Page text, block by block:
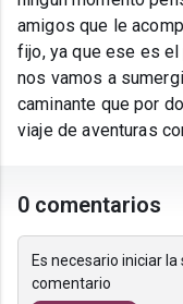
amigos que le
fijo, ya que ese es
nos vamos a
caminante que por
viaje de aventuras
0 comentarios
Es necesario iniciar
comentario